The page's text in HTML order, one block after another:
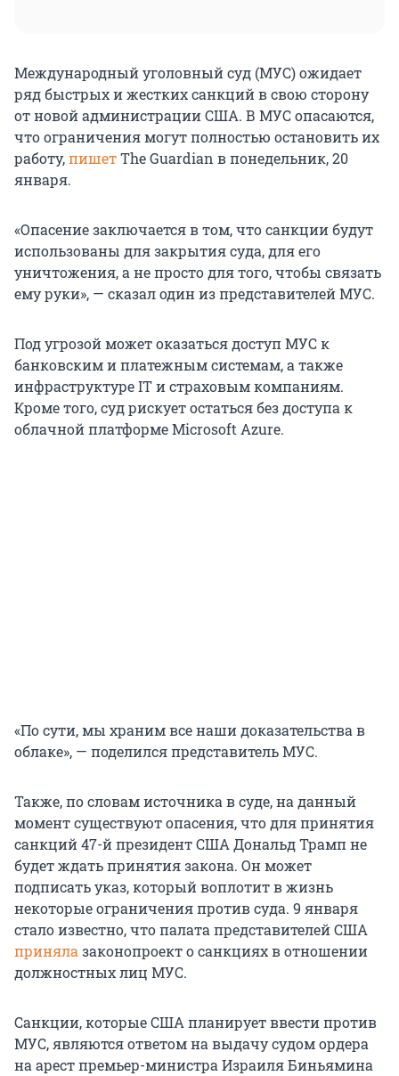
Международный уголовный суд (МУС) ожидает
ряд быстрых и жестких санкций в свою сторону
от новой администрации США. В МУС опасаются,
что ограничения могут полностью остановить их
работу,пишетThe Guardian в понедельник, 20
января.
«Опасение заключается в том, что санкции будут
использованы для закрытия суда, для его
уничтожения, а не просто для того, чтобы связать
ему руки», — сказал один из представителей МУС.
Под угрозой может оказаться доступ МУС к
банковским и платежным системам, а также
инфраструктуре IT и страховым компаниям.
Кроме того, суд рискует остаться без доступа к
облачной платформе Microsoft Azure.
«По сути, мы храним все наши доказательства в
облаке», — поделился представитель МУС.
Также, по словам источника в суде, на данный
момент существуют опасения, что для принятия
санкций 47-й президент США Дональд Трамп не
будет ждать принятия закона. Он может
подписать указ, который воплотит в жизнь
некоторые ограничения против суда. 9 января
стало известно, что палата представителей США
приняла законопроект о санкциях в отношении
должностных лиц МУС.
Санкции, которые США планирует ввести против
МУС, являются ответом на выдачу судом ордера
на арест премьер-министра Израиля Биньямина